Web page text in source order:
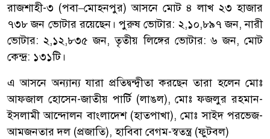
রাজশাহী-৩ (পবা–মোহনপুর) আসনে মোট ৪ লাখ ২৩ হাজার
৭৩৮ জন ভোটার রয়েছেন। পুরুষ ভোটার: ২,১০,৮৯৭ জন, নারী
ভোটার: ২,১২,৮৩৫ জন, তৃতীয় লিঙ্গের ভোটার: ৬ জন, মোট
কেন্দ্র: ১৩১টি।
এ আসনে অন্যান্য যারা প্রতিদ্বন্দ্বীতা করছেন তারা হলেন মোঃ
আফজাল হোসেন-জাতীয় পার্টি (লাঙল), মোঃ ফজলুর রহমান-
ইসলামী আন্দোলন বাংলাদেশ (হাতপাখা), মোঃ সাইদ পরভেজ-
আমজনতার দল (প্রজাতি), হাবিবা বেগম-স্বতন্ত্র (ফুটবল)